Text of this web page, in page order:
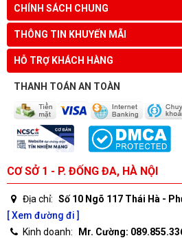
CHÍNH SÁCH CHUNG
THÔNG TIN KHUYẾN MÃI
HỖ TRỢ KHÁCH HÀNG
THANH TOÁN AN TOÀN
CƠ SỞ 1 - P. ĐỐNG ĐA, HÀ NỘI
Địa chỉ: Số 10 Ngõ 117 Thái Hà -
[ Xem đường đi ]
Kinh doanh:
Mr. Cường: